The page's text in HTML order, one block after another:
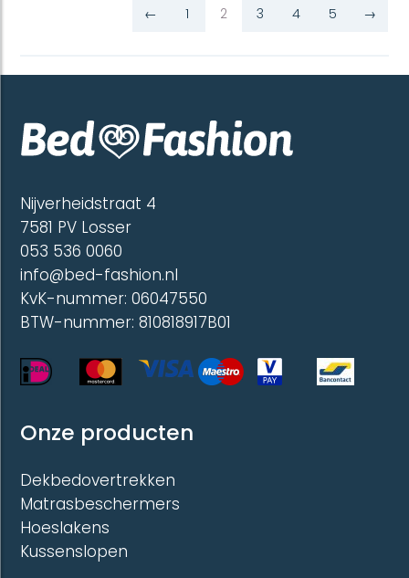
optie
productpagina
optie
← 1 2 3 4 5 →
Nijverheidstraat 4
7581 PV Losser
053 536 0060
info@bed-fashion.nl
KvK-nummer: 06047550
BTW-nummer: 810818917B01
Onze producten
Dekbedovertrekken
Matrasbeschermers
Hoeslakens
Kussenslopen